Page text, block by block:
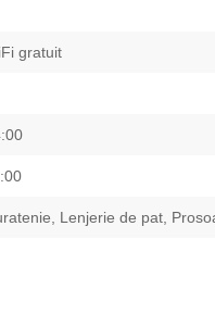
gratuit
Lenjerie de pat,